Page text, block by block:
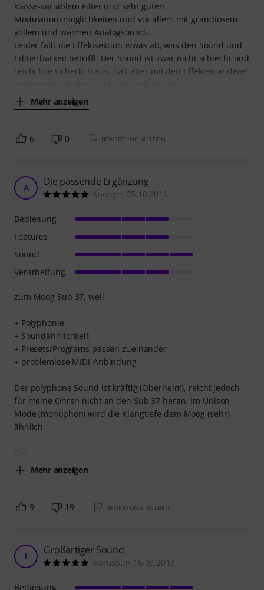
klasse-variablem Filter und sehr guten
Modulationsmöglichkeiten und vor allem mit grandiosem
vollem und warmen Analogsound....
Leider fällt die Effektsektion etwas ab, was den Sound und
Editierbarkeit betrifft. Der Sound ist zwar nicht schlecht und
reicht live sicherlich aus, hält aber mit den Effekten anderer
Mehr anzeigen
6 0 BEWERTUNG MELDEN
A Die passende Ergänzung
Anonym 05.10.2016
zum Moog Sub 37, weil
+ Polyphonie
+ Soundähnlichkeit
+ Presets/Programs passen zueinander
+ problemlose MIDI-Anbindung
Der polyphone Sound ist kräftig (Oberheim), reicht jedoch
für meine Ohren nicht an den Sub 37 heran. Im Unison-
Mode (monophon) wird die Klangtiefe dem Moog (sehr)
ähnlich.
Mehr anzeigen
Bedienung
Features
Sound
Verarbeitung
9 19 BEWERTUNG MELDEN
I Großartiger Sound
IkarusSun 16.08.2018
Bedienung